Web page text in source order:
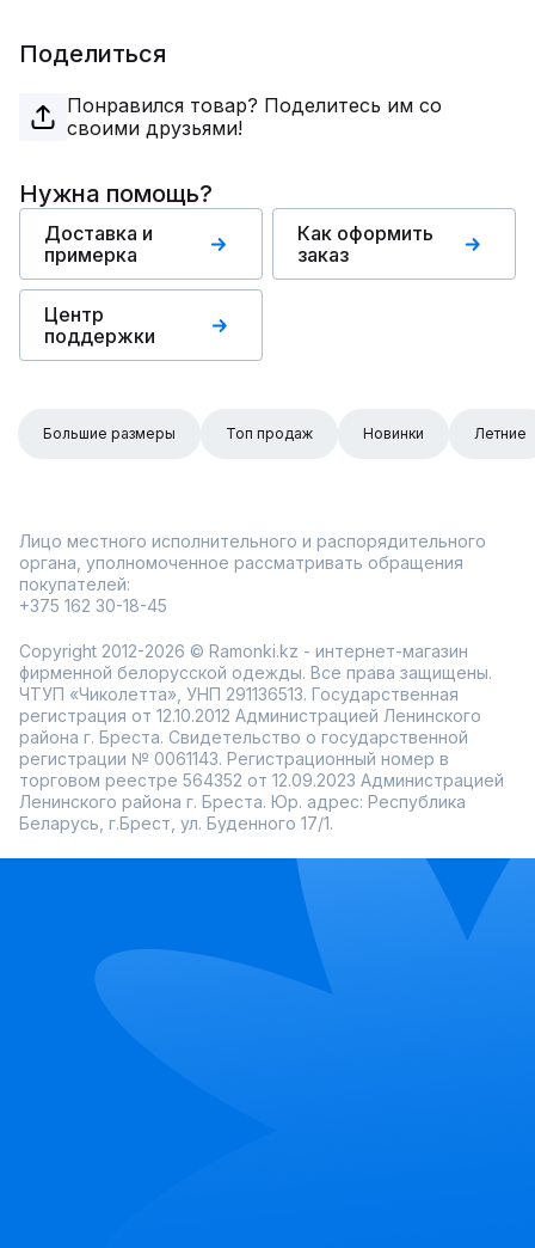
Поделиться
Понравился товар? Поделитесь им со
своими друзьями!
Нужна помощь?
Доставка и
примерка
Как оформить
заказ
Центр
поддержки
Большие размеры Топ продаж Новинки Летние
Лицо местного исполнительного и распорядительного
органа, уполномоченное рассматривать обращения
покупателей:
+375 162 30-18-45
Copyright 2012-2026 © Ramonki.kz - интернет-магазин
фирменной белорусской одежды. Все права защищены.
ЧТУП «Чиколетта», УНП 291136513. Государственная
регистрация от 12.10.2012 Администрацией Ленинского
района г. Бреста. Свидетельство о государственной
регистрации № 0061143. Регистрационный номер в
торговом реестре 564352 от 12.09.2023 Администрацией
Ленинского района г. Бреста. Юр. адрес: Республика
Беларусь, г.Брест, ул. Буденного 17/1.